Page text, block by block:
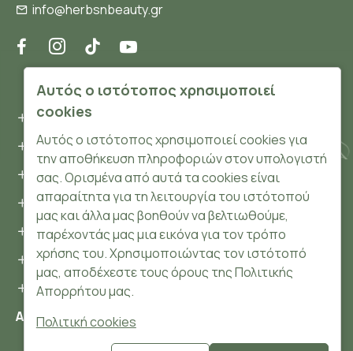
info@herbsnbeauty.gr
ΠΛΗΡΟΦΟΡΊΕΣ
Όροι και συνθήκες
Προσωπικά δεδομένα
Ασφάλεια
Τρόποι Πληρωμής
Τρόποι Αποστολής
Επιστροφές Προϊόντων
Cookies
Αριθμός ΓΕΜΗ: 148204106000
Αυτός ο ιστότοπος χρησιμοποιεί
cookies
Αυτός ο ιστότοπος χρησιμοποιεί cookies για
την αποθήκευση πληροφοριών στον υπολογιστή
σας. Ορισμένα από αυτά τα cookies είναι
απαραίτητα για τη λειτουργία του ιστότοπού
μας και άλλα μας βοηθούν να βελτιωθούμε,
παρέχοντάς μας μια εικόνα για τον τρόπο
χρήσης του. Χρησιμοποιώντας τον ιστότοπό
μας, αποδέχεστε τους όρους της Πολιτικής
Απορρήτου μας.
Πολιτική cookies